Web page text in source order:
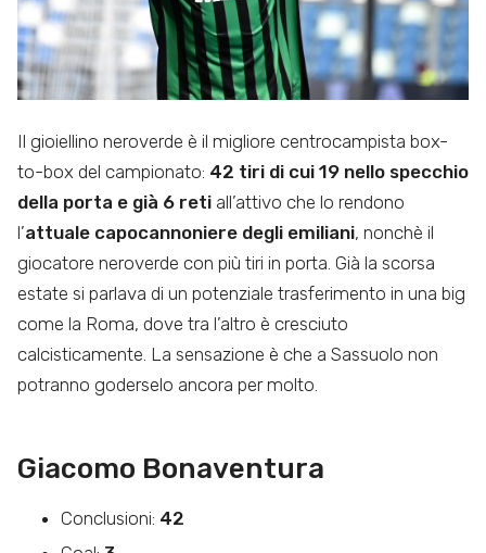
Il gioiellino neroverde è il migliore centrocampista box-
to-box del campionato: 42 tiri di cui 19 nello specchio
della porta e già 6 reti all’attivo che lo rendono
l’attuale capocannoniere degli emiliani, nonchè il
giocatore neroverde con più tiri in porta. Già la scorsa
estate si parlava di un potenziale trasferimento in una big
come la Roma, dove tra l’altro è cresciuto
calcisticamente. La sensazione è che a Sassuolo non
potranno goderselo ancora per molto.
Giacomo Bonaventura
Conclusioni: 42